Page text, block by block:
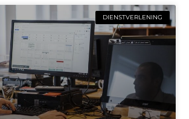
DIENSTVERLENING